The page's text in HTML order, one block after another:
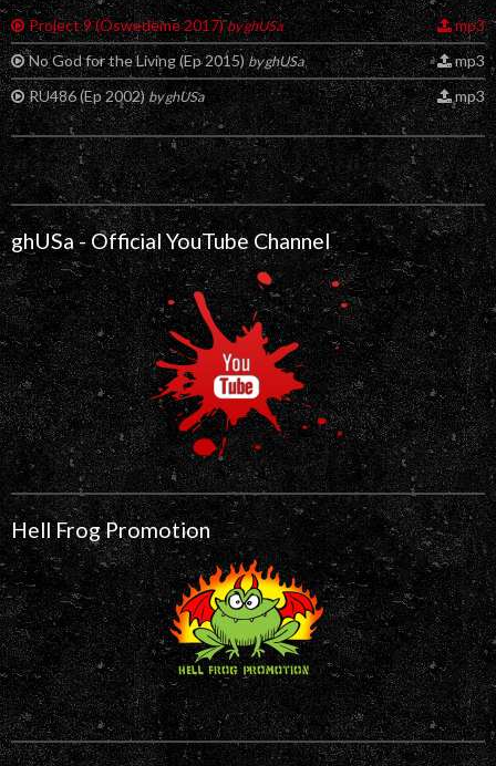
mp3
Project 9 (Öswedeme 2017)by ghUSa
mp3
No God for the Living (Ep 2015)by ghUSa
mp3
RU486 (Ep 2002)by ghUSa
ghUSa - Official YouTube Channel
Hell Frog Promotion